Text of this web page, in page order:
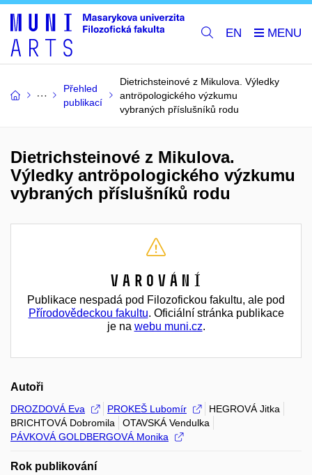
EN
Přehled
publikací
Dietrichsteinové z Mikulova. Výledky
antröpologického výzkumu
vybraných příslušníků rodu
Dietrichsteinové z Mikulova.
Výledky antröpologického výzkumu
vybraných příslušníků rodu
Varování
Publikace nespadá pod Filozofickou fakultu, ale pod
Přírodovědeckou fakultu. Oficiální stránka publikace
je na webu muni.cz.
Autoři
DROZDOVÁ Eva PROKEŠ Lubomír
HEGROVÁ Jitka
BRICHTOVÁ Dobromila
OTAVSKÁ Vendulka
PÁVKOVÁ GOLDBERGOVÁ Monika
Rok publikování